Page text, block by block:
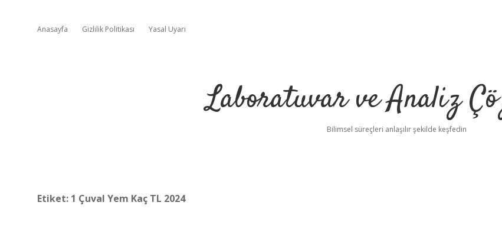
Anasayfa Gizlilik Politikası Yasal Uyarı
Laboratuvar ve Analiz
Bilimsel süreçleri anlaşılır şekilde keşfedin
Etiket: 1 Çuval Yem Kaç TL 2024